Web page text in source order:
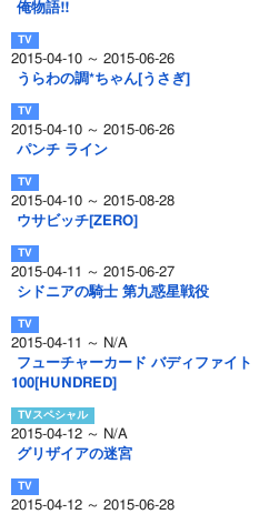
俺物語!!
2015-04-10 ～ 2015-06-26
うらわの調*ちゃん[うさぎ]
2015-04-10 ～ 2015-06-26
パンチ ライン
2015-04-10 ～ 2015-08-28
ウサビッチ[ZERO]
2015-04-11 ～ 2015-06-27
シドニアの騎士 第九惑星戦役
2015-04-11 ～ N/A
フューチャーカード バディファイト
100[HUNDRED]
2015-04-12 ～ N/A
グリザイアの迷宮
2015-04-12 ～ 2015-06-28